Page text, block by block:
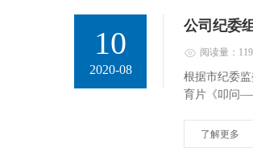
10
2020-08
公司纪委
阅读量：
根据市纪委
育片《叩问
了解更多